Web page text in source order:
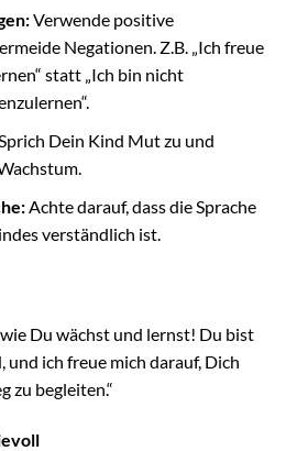
Verwende positive
Negationen. Z.B. „Ich freue
statt „Ich bin nicht
Dein Kind Mut zu und
Achte darauf, dass die Sprache
verständlich ist.
Du wächst und lernst! Du bist
und ich freue mich darauf, Dich
zu begleiten.“